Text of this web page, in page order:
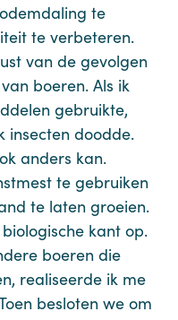
te
te verbeteren.
van de gevolgen
boeren. Als ik
gebruikte,
insecten doodde.
anders kan.
te gebruiken
te laten groeien.
kant op.
boeren die
realiseerde ik me
besloten we om